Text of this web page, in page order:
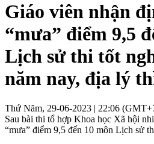
Giáo viên nhận
“mưa” điểm 9,5
Lịch sử thi tốt
năm nay, địa lý
Thứ Năm, 29-06-2023 | 22:06
Sau bài thi tổ hợp Khoa học Xã hội
“mưa” điểm 9,5 đến 10 môn Lịch sử